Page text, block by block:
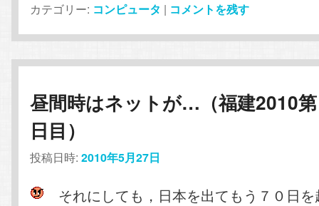
カテゴリー: コンピュータ | コメントを残す
昼間時はネットが…（福建2010
日目）
投稿日時:2010年5月27日
それにしても，日本を出てもう７０日